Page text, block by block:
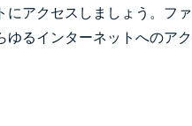
にアクセスしましょう。フ
ゆるインターネットへのア